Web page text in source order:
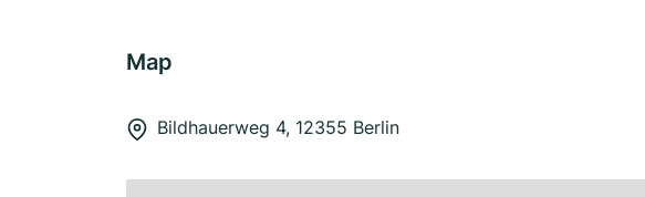
Map
Bildhauerweg 4, 12355 Berlin